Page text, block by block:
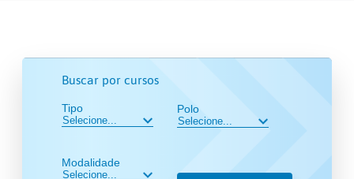
Buscar por cursos
Tipo
Modalidade
Polo